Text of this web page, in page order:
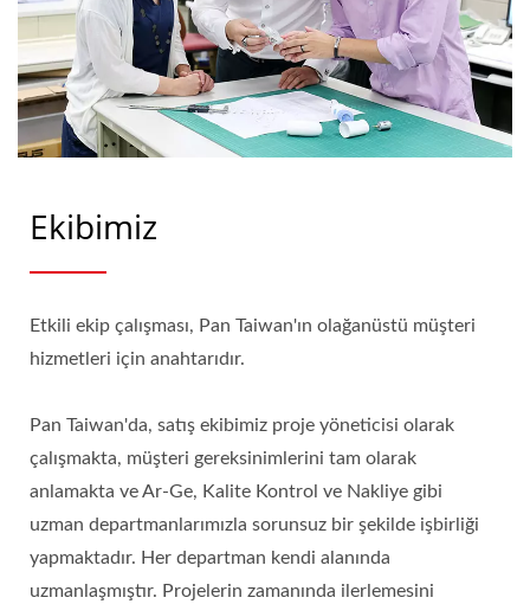
Ekibimiz
Etkili ekip çalışması, Pan Taiwan'ın olağanüstü müşteri
hizmetleri için anahtarıdır.
Pan Taiwan'da, satış ekibimiz proje yöneticisi olarak
çalışmakta, müşteri gereksinimlerini tam olarak
anlamakta ve Ar-Ge, Kalite Kontrol ve Nakliye gibi
uzman departmanlarımızla sorunsuz bir şekilde işbirliği
yapmaktadır. Her departman kendi alanında
uzmanlaşmıştır. Projelerin zamanında ilerlemesini